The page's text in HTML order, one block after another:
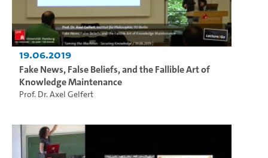
19.06.2019
Fake News, False Beliefs, and the Fallible Art of
Knowledge Maintenance
Prof. Dr. Axel Gelfert